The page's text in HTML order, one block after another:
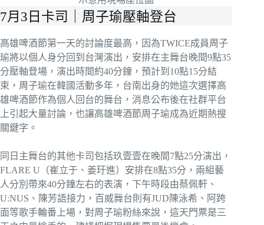
7月3日卡司｜周子瑜壓軸登台
高雄啤酒節第一天的討論度最高，因為TWICE成員周子
瑜將以個人身分回到台灣演出，安排在主舞台晚間9點35
分壓軸登場，演出時間約40分鐘，預計到10點15分結
束，周子瑜在韓國活動多年，台南出身的她這次選擇高
雄啤酒節作為個人回台的舞台，消息公布後在社群平台
上引起大量討論，也讓高雄啤酒節周子瑜成為近期熱搜
關鍵字。
同日主舞台的其他卡司包括玖壹壹在晚間7點25分演出，
FLARE U（崔立于、姜玗進）安排在8點35分，兩組藝
人分別帶來40分鐘左右的表演，下午時段由蔡佩軒、
U:NUS、陳芳語接力，百威舞台則有JUD陳泳希、阿跨
面等歌手輪番上場，對周子瑜粉絲來說，這天門票是三